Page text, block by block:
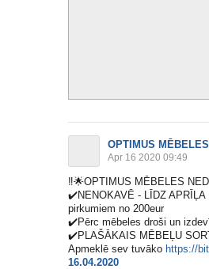
OPTIMUS MĒBELES
Apr 16 2020 09:49
‼️🌟OPTIMUS MĒBELES
✔️NENOKAVĒ - LĪDZ
pirkumiem no 200eur
✔️Pērc mēbeles droši un
✔️PLAŠĀKAIS MĒBEĻU
Apmeklē sev tuvāko https://
16.04.2020